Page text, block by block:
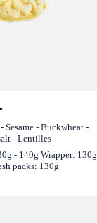
- Buckwheat -
- Lentilles
- 140g Wrapper: 130g
packs: 130g